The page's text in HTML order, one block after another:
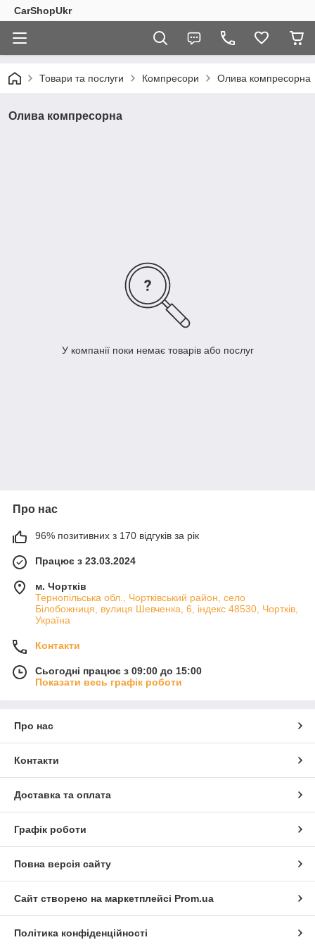
CarShopUkr
Товари та послуги Компресори Олива компресорна
Олива компресорна
У компанії поки немає товарів або послуг
Про нас
96% позитивних з 170 відгуків за рік
Працює з 23.03.2024
м. Чортків
Тернопільська обл., Чортківський район, село
Білобожниця, вулиця Шевченка, 6, індекс 48530, Чортків,
Україна
Контакти
Сьогодні працює з 09:00 до 15:00
Показати весь графік роботи
Про нас
Контакти
Доставка та оплата
Графік роботи
Повна версія сайту
Сайт створено на маркетплейсі Prom.ua
Політика конфіденційності